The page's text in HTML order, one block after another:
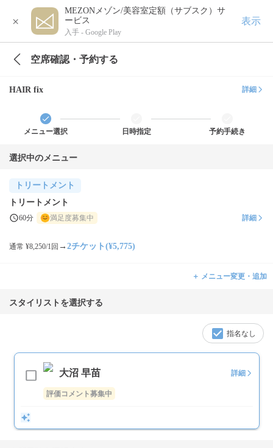
×
MEZONメゾン/美容室定額（サブスク）サ
ービス
入手 - Google Play
表示
空席確認・予約する
HAIR fix 詳細
メニュー選択 日時指定 予約手続き
選択中のメニュー
トリートメント
トリートメント
60分 満足度募集中 詳細
通常 ¥8,250/1回 → 2チケット(¥5,775)
＋ メニュー変更・追加
スタイリストを選択する
指名なし
大沼 早苗 詳細
評価コメント募集中